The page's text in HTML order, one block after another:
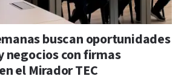
buscan oportunidades
negocios con firmas
el Mirador TEC